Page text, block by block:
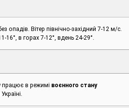
опадів. Вітер північно-західний 7-12 м/с.
16°, в горах 7-12°, вдень 24-29°.
працює в режимі воєнного стану